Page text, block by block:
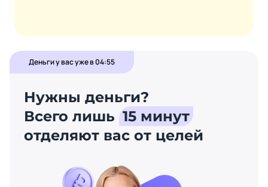
Деньги у вас уже в 04:55
Нужны деньги?
Всего лишь 15 минут
отделяют вас от целей